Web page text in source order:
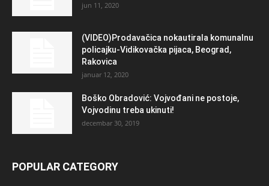
jun 11, 2020
(VIDEO)Prodavačica nokautirala komunalnu
policajku-Vidikovačka pijaca, Beograd,
Rakovica
januar 12, 2020
Boško Obradović: Vojvođani ne postoje,
Vojvodinu treba ukinuti!
decembar 30, 2019
POPULAR CATEGORY